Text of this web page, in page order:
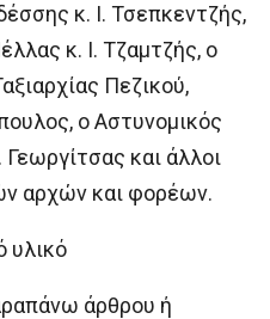
κ. Ι. Τσεπκεντζής,
κ. Ι. Τζαμτζής, ο
Πεζικού,
ο Αστυνομικός
και άλλοι
αρχών και φορέων.
υλικό
άρθρου ή